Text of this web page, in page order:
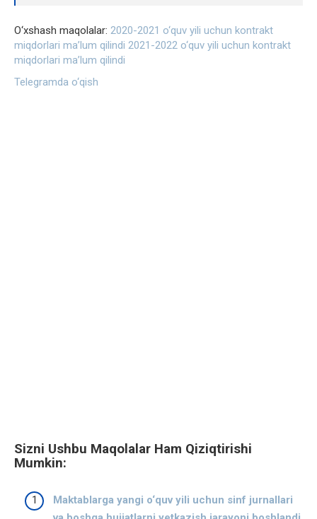
O‘xshash maqolalar: 2020-2021 o‘quv yili uchun kontrakt
miqdorlari ma’lum qilindi 2021-2022 o‘quv yili uchun kontrakt
miqdorlari ma’lum qilindi
Telegramda o‘qish
Sizni Ushbu Maqolalar Ham Qiziqtirishi
Mumkin:
Maktablarga yangi o‘quv yili uchun sinf jurnallari